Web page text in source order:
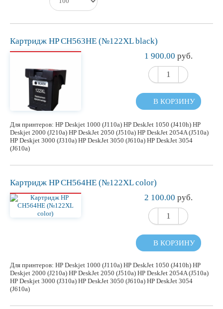
Картридж HP CH563HE (№122XL black)
1 900.00 руб.
В КОРЗИНУ
Для принтеров: HP Deskjet 1000 (J110a) HP DeskJet 1050 (J410h) HP
Deskjet 2000 (J210a) HP DeskJet 2050 (J510a) HP DeskJet 2054A (J510a)
HP Deskjet 3000 (J310a) HP DeskJet 3050 (J610a) HP DeskJet 3054
(J610a)
Картридж HP CH564HE (№122XL color)
2 100.00 руб.
В КОРЗИНУ
Для принтеров: HP Deskjet 1000 (J110a) HP DeskJet 1050 (J410h) HP
Deskjet 2000 (J210a) HP DeskJet 2050 (J510a) HP DeskJet 2054A (J510a)
HP Deskjet 3000 (J310a) HP DeskJet 3050 (J610a) HP DeskJet 3054
(J610a)